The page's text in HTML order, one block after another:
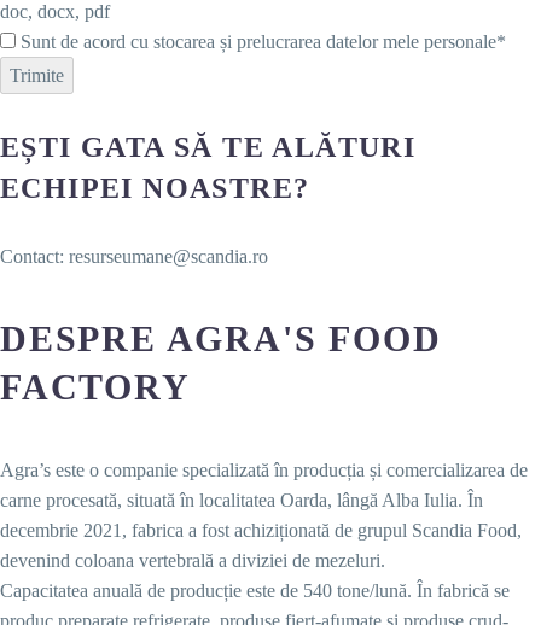
doc, docx, pdf
Sunt de acord cu stocarea și prelucrarea datelor mele personale*
Trimite
EȘTI GATA SĂ TE ALĂTURI
ECHIPEI NOASTRE?
Contact: resurseumane@scandia.ro
DESPRE AGRA'S FOOD
FACTORY
Agra’s este o companie specializată în producția și comercializarea de
carne procesată, situată în localitatea Oarda, lângă Alba Iulia. În
decembrie 2021, fabrica a fost achiziționată de grupul Scandia Food,
devenind coloana vertebrală a diviziei de mezeluri.
Capacitatea anuală de producție este de 540 tone/lună. În fabrică se